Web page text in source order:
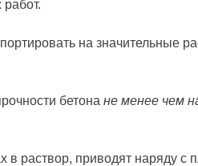
на значительные
бетона не менее чем
раствор, приводят наряду